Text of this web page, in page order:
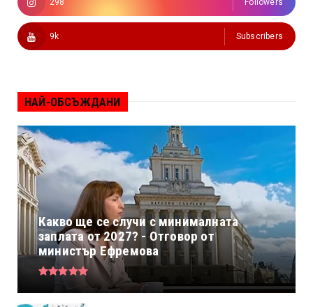
9k Subscribers
НАЙ-ОБСЪЖДАНИ
Какво ще се случи с минималната
заплата от 2027? - Отговор от
министър Ефремова